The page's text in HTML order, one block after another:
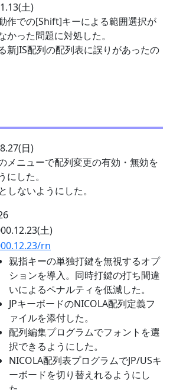
土)
作での[Shift]キーによる範囲選択が
った問題に対処した。
新JIS配列の配列表に誤りがあったの
日)
メニューで配列変更の有効・無効を
した。
しないようにした。
土)
rn
親指キーの単独打鍵を無視するオプ
ションを導入。同時打鍵の打ち間違
いによるペナルティを低減した。
JPキーボードのNICOLA配列定義フ
ァイルを添付した。
配列編集プログラムでフォントを選
択できるようにした。
NICOLA配列表プログラムでJP/USキ
ーボードを切り替えれるようにし